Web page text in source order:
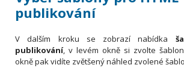
publikování
V dalším kroku se zobrazí nabídka
publikování, v levém okně si zvolte
okně pak vidíte zvětšený náhled zvolené